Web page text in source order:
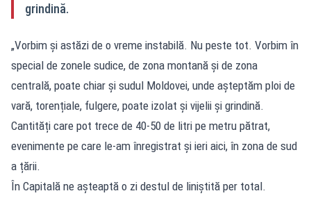
grindină.
„Vorbim și astăzi de o vreme instabilă. Nu peste tot. Vorbim în
special de zonele sudice, de zona montană și de zona
centrală, poate chiar și sudul Moldovei, unde așteptăm ploi de
vară, torențiale, fulgere, poate izolat și vijelii și grindină.
Cantități care pot trece de 40-50 de litri pe metru pătrat,
evenimente pe care le-am înregistrat și ieri aici, în zona de sud
a țării.
În Capitală ne așteaptă o zi destul de liniștită per total.